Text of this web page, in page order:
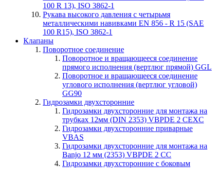
100 R 13), ISO 3862-1
Рукава высокого давления с четырьмя
металлическими навивками EN 856 - R 15 (SAE
100 R15), ISO 3862-1
Клапаны
Поворотное соединение
Поворотное и вращающееся соединение
прямого исполнения (вертлюг прямой) GGL
Поворотное и вращающееся соединение
углового исполнения (вертлюг угловой)
GG90
Гидрозамки двухсторонние
Гидрозамки двухсторонние для монтажа на
трубках 12мм (DIN 2353) VBPDE 2 CEXC
Гидрозамки двухсторонние приварные
VBAS
Гидрозамки двухсторонние для монтажа на
Banjo 12 мм (2353) VBPDE 2 CC
Гидрозамки двухсторонние с боковым